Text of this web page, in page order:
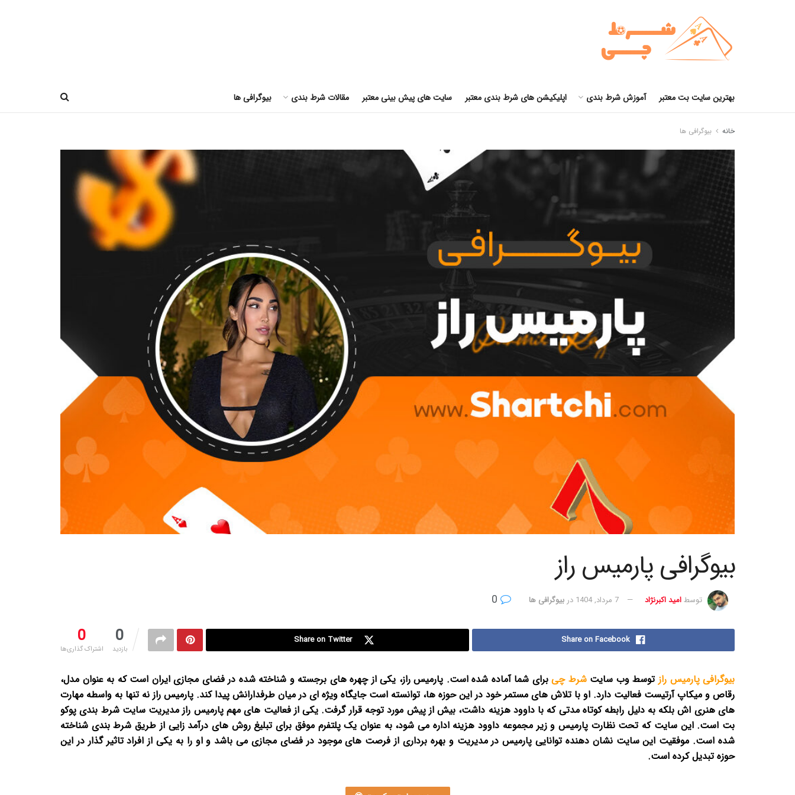
بهترین سایت بت معتبر آموزش شرط بندی اپلیکیشن های شرط بندی معتبر سایت های پیش بینی معتبر مقالات شرط بندی بیوگرافی ها
خانه بیوگرافی ها
بیوگرافی پارمیس راز
توسطامید اکبرنژاد 7 مرداد, 1404 در بیوگرافی ها
0
اشتراک گذاری‌ها
0
بازدید
Share on Facebook
Share on Twitter
بیوگرافی پارمیس رازتوسط وب سایتشرط چیبرای شما آماده شده است. پارمیس راز، یکی از چهره های برجسته و شناخته شده در فضای مجازی ایران است که به عنوان مدل،
رقاص و میکاپ آرتیست فعالیت دارد. او با تلاش های مستمر خود در این حوزه ها، توانسته است جایگاه ویژه ای در میان طرفدارانش پیدا کند. پارمیس راز نه تنها به واسطه مهارت
های هنری اش بلکه به دلیل رابطه کوتاه مدتی که با داوود هزینه داشت، بیش از پیش مورد توجه قرار گرفت. یکی از فعالیت های مهم پارمیس راز مدیریت سایت شرط بندی پوکو
بت است. این سایت که تحت نظارت پارمیس و زیر مجموعه داوود هزینه اداره می شود، به عنوان یک پلتفرم موفق برای تبلیغ روش های درآمد زایی از طریق شرط بندی شناخته
شده است. موفقیت این سایت نشان دهنده توانایی پارمیس در مدیریت و بهره برداری از فرصت های موجود در فضای مجازی می باشد و او را به یکی از افراد تاثیر گذار در این
حوزه تبدیل کرده است.